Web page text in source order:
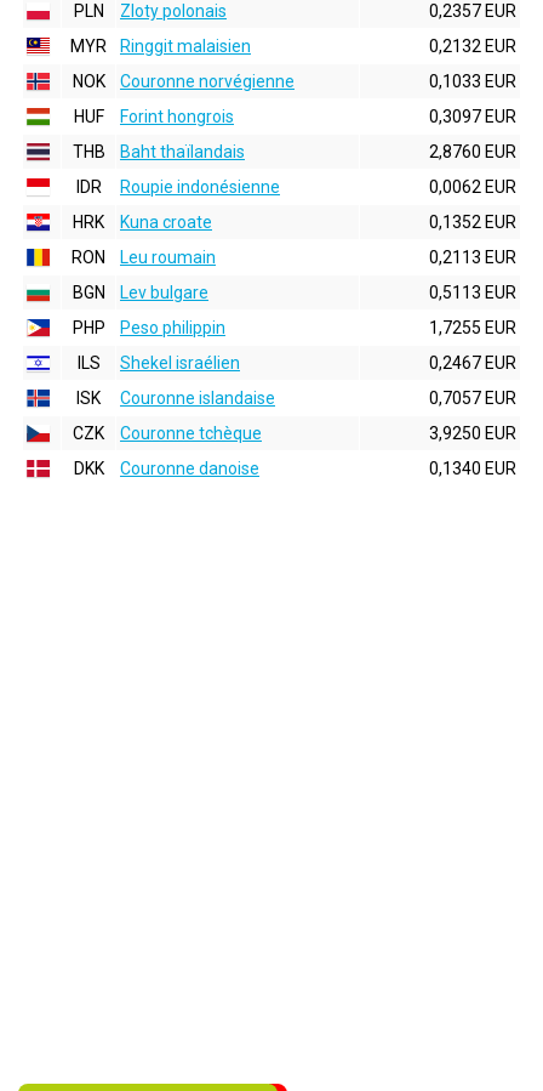
PLN
Zloty polonais
0,2357 EUR
MYR
Ringgit malaisien
0,2132 EUR
NOK
Couronne norvégienne
0,1033 EUR
HUF
Forint hongrois
0,3097 EUR
THB
Baht thaïlandais
2,8760 EUR
IDR
Roupie indonésienne
0,0062 EUR
HRK
Kuna croate
0,1352 EUR
RON
Leu roumain
0,2113 EUR
BGN
Lev bulgare
0,5113 EUR
PHP
Peso philippin
1,7255 EUR
ILS
Shekel israélien
0,2467 EUR
ISK
Couronne islandaise
0,7057 EUR
CZK
Couronne tchèque
3,9250 EUR
DKK
Couronne danoise 0,1340 EUR